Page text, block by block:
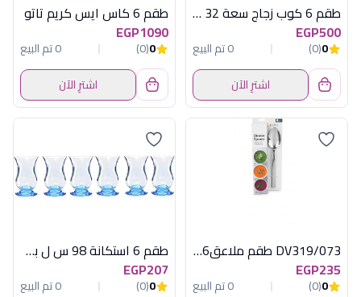
طقم 6 كوب زجاج سعة 32 مل من أكسفورد موديل SY-HB054
EGP500
0
(0)
0 تم البيع
اشترِ الآن
طقم 6 كاس ايس كريم تاتو
EGP1090
0
(0)
0 تم البيع
اشترِ الآن
DV319/073 طقم ملاعق6ق كبيرة استانلس ديفا
EGP235
0
(0)
0 تم البيع
طقم 6 استكانة 98 س ل بيرا تركواز
EGP207
0
(0)
0 تم البيع